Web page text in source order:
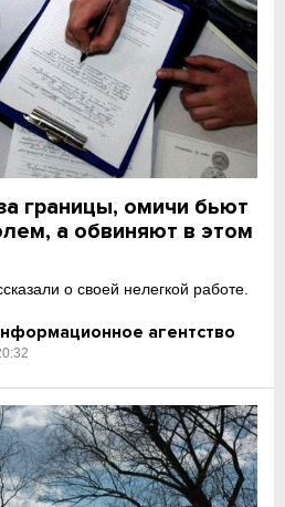
границы, омичи бьют
а обвиняют в этом
о своей нелегкой работе.
агентство